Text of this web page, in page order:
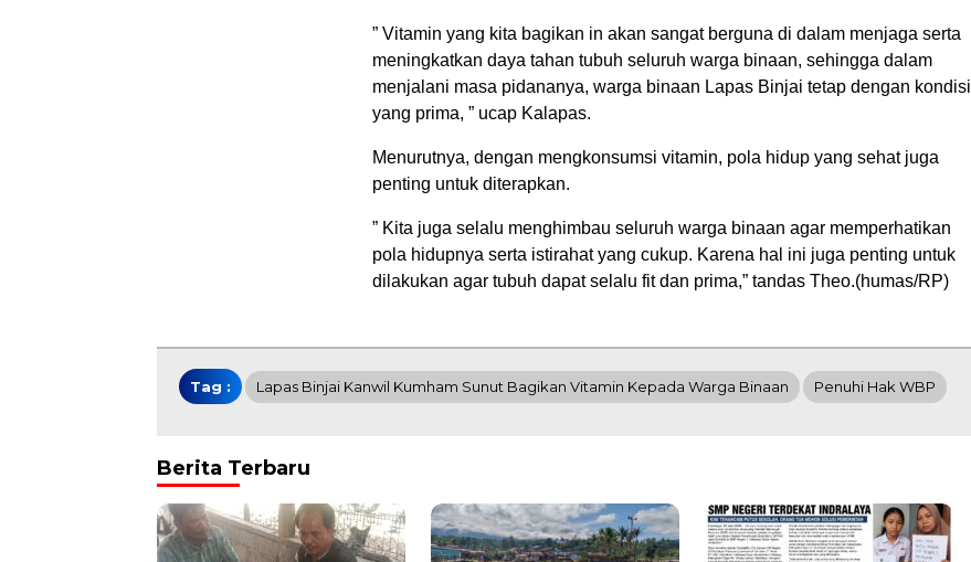
” Vitamin yang kita bagikan in akan sangat berguna di dalam menjaga serta
meningkatkan daya tahan tubuh seluruh warga binaan, sehingga dalam
menjalani masa pidananya, warga binaan Lapas Binjai tetap dengan kondisi
yang prima, ” ucap Kalapas.
Menurutnya, dengan mengkonsumsi vitamin, pola hidup yang sehat juga
penting untuk diterapkan.
” Kita juga selalu menghimbau seluruh warga binaan agar memperhatikan
pola hidupnya serta istirahat yang cukup. Karena hal ini juga penting untuk
dilakukan agar tubuh dapat selalu fit dan prima,” tandas Theo.(humas/RP)
Tag : Lapas Binjai Kanwil Kumham Sunut Bagikan Vitamin Kepada Warga Binaan Penuhi Hak WBP
Berita Terbaru